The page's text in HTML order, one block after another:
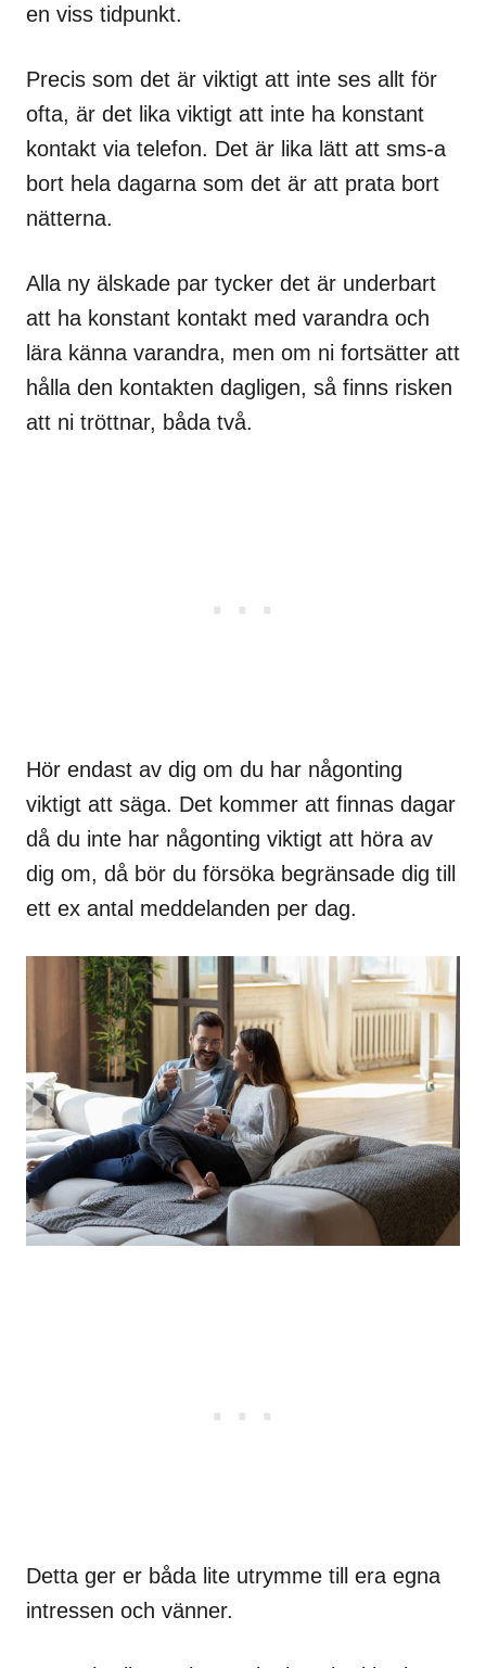
en viss tidpunkt.
Precis som det är viktigt att inte ses allt för
ofta, är det lika viktigt att inte ha konstant
kontakt via telefon. Det är lika lätt att sms-a
bort hela dagarna som det är att prata bort
nätterna.
Alla ny älskade par tycker det är underbart
att ha konstant kontakt med varandra och
lära känna varandra, men om ni fortsätter att
hålla den kontakten dagligen, så finns risken
att ni tröttnar, båda två.
Hör endast av dig om du har någonting
viktigt att säga. Det kommer att finnas dagar
då du inte har någonting viktigt att höra av
dig om, då bör du försöka begränsade dig till
ett ex antal meddelanden per dag.
Detta ger er båda lite utrymme till era egna
intressen och vänner.